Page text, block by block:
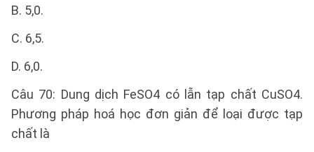
B. 5,0.
C. 6,5.
D. 6,0.
Câu 70: Dung dịch FeSO4 có lẫn tạp chất CuSO4.
Phương pháp hoá học đơn giản để loại được tạp
chất là